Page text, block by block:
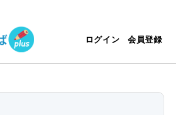
ログイン 会員登録